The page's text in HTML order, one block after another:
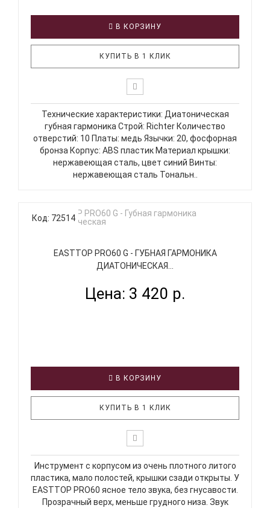
В КОРЗИНУ
КУПИТЬ В 1 КЛИК
Технические характеристики: Диатоническая
губная гармоника Строй: Richter Количество
отверстий: 10 Платы: медь Язычки: 20, фосфорная
бронза Корпус: ABS пластик Материал крышки:
нержавеющая сталь, цвет синий Винты:
нержавеющая сталь Тональн..
Код: 72514
EASTTOP PRO60 G - ГУБНАЯ ГАРМОНИКА
ДИАТОНИЧЕСКАЯ...
Цена: 3 420 р.
В КОРЗИНУ
КУПИТЬ В 1 КЛИК
Инструмент с корпусом из очень плотного литого
пластика, мало полостей, крышки сзади открыты. У
EASTTOP PRO60 ясное тело звука, без гнусавости.
Прозрачный верх, меньше грудного низа. Звук